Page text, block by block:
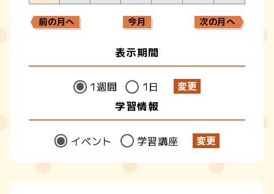
前の月へ 今月 次の月へ
表示期間
1週間 1日
学習情報
イベント 学習講座